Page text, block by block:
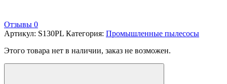
Отзывы 0
Артикул: S130PL Категория: Промышленные пылесосы
Этого товара нет в наличии, заказ не возможен.